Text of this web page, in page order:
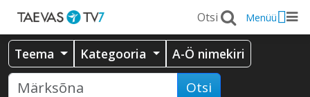
Menüü
Teema Kategooria A-Ö nimekiri
Otsi